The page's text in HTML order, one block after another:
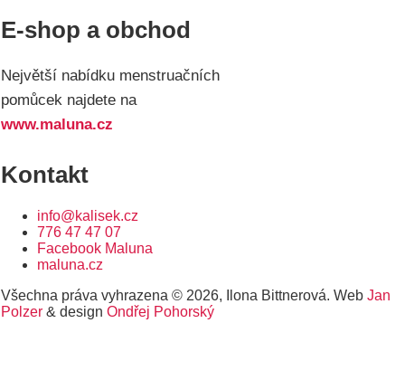
E-shop a obchod
Největší nabídku menstruačních
pomůcek najdete na
www.maluna.cz
Kontakt
info@kalisek.cz
776 47 47 07
Facebook Maluna
maluna.cz
Všechna práva vyhrazena © 2026, Ilona Bittnerová. Web Jan
Polzer & design Ondřej Pohorský